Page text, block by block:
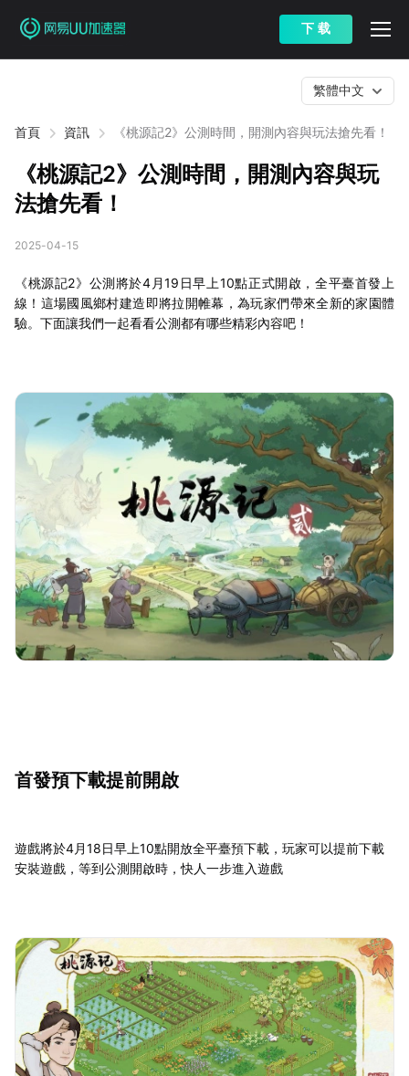
下 载
首頁 資訊 《桃源記2》公測時間，開測內容與玩法搶先看！
繁體中文
《桃源記2》公測時間，開測內容與玩
法搶先看！
2025-04-15
《桃源記2》公測將於4月19日早上10點正式開啟，全平臺首發上
線！這場國風鄉村建造即將拉開帷幕，為玩家們帶來全新的家園體
驗。下面讓我們一起看看公測都有哪些精彩內容吧！
首發預下載提前開啟
遊戲將於4月18日早上10點開放全平臺預下載，玩家可以提前下載
安裝遊戲，等到公測開啟時，快人一步進入遊戲